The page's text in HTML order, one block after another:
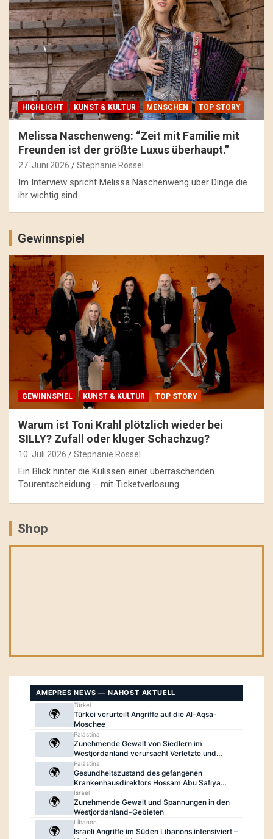
HIGHLIGHT KUNST & KULTUR MENSCHEN TOP STORY
Melissa Naschenweng: “Zeit mit Familie mit
Freunden ist der größte Luxus überhaupt.”
27. Juni 2026 Stephanie Rössel
Im Interview spricht Melissa Naschenweng über Dinge die
ihr wichtig sind.
Gewinnspiel
GEWINNSPIEL KUNST & KULTUR TOP STORY
Warum ist Toni Krahl plötzlich wieder bei
SILLY? Zufall oder kluger Schachzug?
10. Juli 2026 Stephanie Rössel
Ein Blick hinter die Kulissen einer überraschenden
Tourentscheidung – mit Ticketverlosung.
Shop